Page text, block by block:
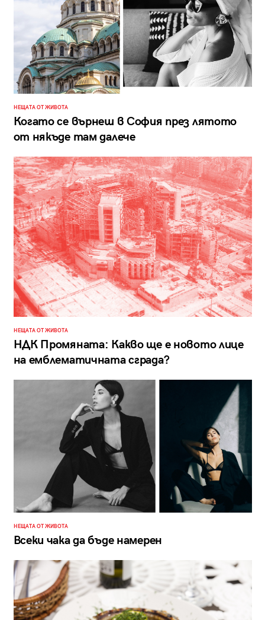
НЕЩАТА ОТ ЖИВОТА
Когато се върнеш в София през лятото
от някъде там далече
НЕЩАТА ОТ ЖИВОТА
НДК Промяната: Какво ще е новото лице
на емблематичната сграда?
НЕЩАТА ОТ ЖИВОТА
Всеки чака да бъде намерен